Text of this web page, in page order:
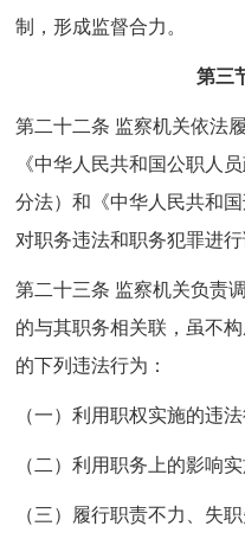
制，形成监督合力。
第三
第二十二条 监察机关依法
《中华人民共和国公职人
分法）和《中华人民共和
对职务违法和职务犯罪进行
第二十三条 监察机关负责
的与其职务相关联，虽不
的下列违法行为：
（一）利用职权实施的违法
（二）利用职务上的影响
（三）履行职责不力、失